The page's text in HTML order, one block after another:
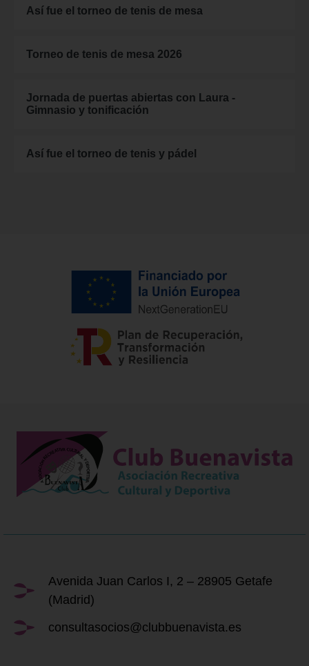
Así fue el torneo de tenis de mesa
Torneo de tenis de mesa 2026
Jornada de puertas abiertas con Laura -
Gimnasio y tonificación
Así fue el torneo de tenis y pádel
Avenida Juan Carlos I, 2 – 28905 Getafe
(Madrid)
consultasocios@clubbuenavista.es